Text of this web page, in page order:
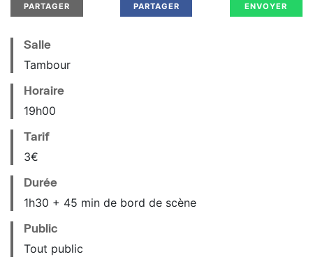
PARTAGER PARTAGER ENVOYER
Salle
Tambour
Horaire
19h00
Tarif
3€
Durée
1h30 + 45 min de bord de scène
Public
Tout public